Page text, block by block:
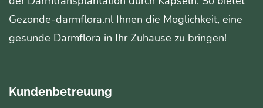
Gezonde-darmflora.nl Ihnen die Möglichkeit, eine
gesunde Darmflora in Ihr Zuhause zu bringen!
Kundenbetreuung